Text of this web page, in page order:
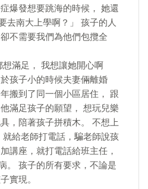
爆發想要跳海的時候， 她還
去南大上學啊？」 孩子的人
不需要我們為他們包攬全
滿足， 我想讓她開心啊
孩子小的時候夫妻倆離婚
搬到了同一個小區居住， 跟
滿足孩子的願望， 想玩兒樂
，陪著孩子拼積木。 不想上
給老師打電話，騙老師說孩
講座，就打電話給班主任，
。 孩子的所有要求，不論是
實現。